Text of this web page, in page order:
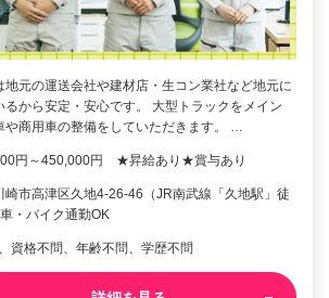
地元の運送会社や建材店・生コン業社など地元に
るから安定・安心です。 大型トラックをメイン
や商用車の整備をしていただきます。 …
円～450,000円 ★昇給あり★賞与あり
崎市高津区久地4-26-46（JR南武線「久地駅」徒
・バイク通勤OK
資格不問、年齢不問、学歴不問